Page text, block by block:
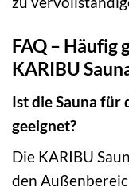
FAQ – Häufig
KARIBU
Ist die Sauna für
geeignet?
Die KARIBU
den